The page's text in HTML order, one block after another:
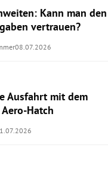
Kann man den
vertrauen?
08.07.2026
Ausfahrt mit dem
Hatch